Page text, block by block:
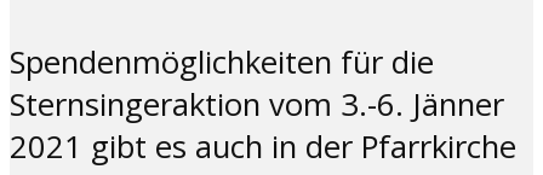
Spendenmöglichkeiten für die
Sternsingeraktion vom 3.-6. Jänner
2021 gibt es auch in der Pfarrkirche